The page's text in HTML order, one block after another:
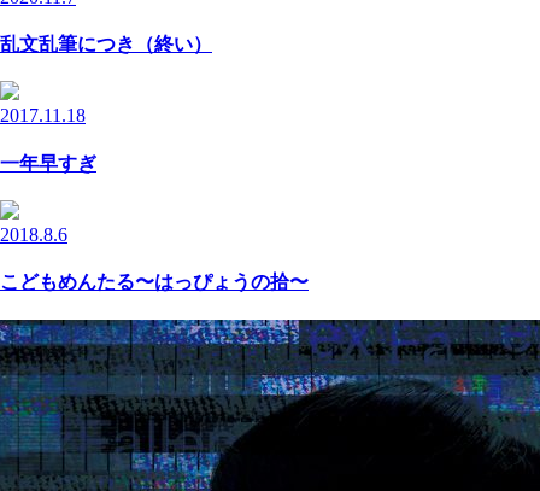
乱文乱筆につき（終い）
2017.11.18
一年早すぎ
2018.8.6
こどもめんたる〜はっぴょうの拾〜